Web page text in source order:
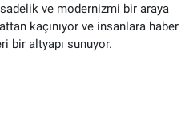
ve modernizmi bir araya
kaçınıyor ve insanlara haber
bir altyapı sunuyor.